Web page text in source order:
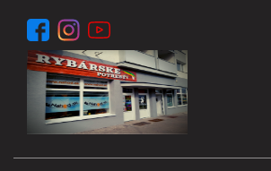
MONTÁŽE A KLIPY
hotové náväzce